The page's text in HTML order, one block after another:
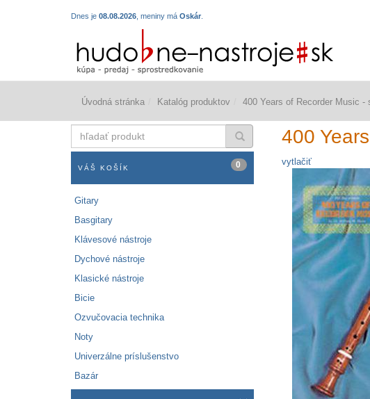
Dnes je 08.08.2026 , meniny má Oskár
Úvodná stránka Katalóg produktov 400 Years of Recorder Music
produkt
VÁŠ KOŠÍK 0
Gitary
Basgitary
Klávesové nástroje
Dychové nástroje
Klasické nástroje
Bicie
Ozvučovacia technika
Noty
Univerzálne príslušenstvo
Bazár
400
vytlačiť